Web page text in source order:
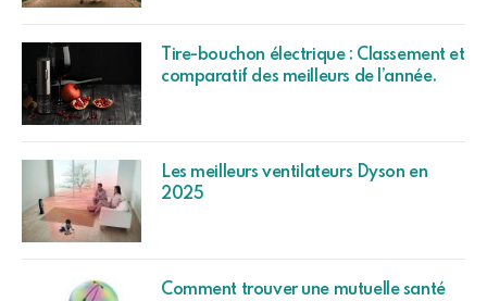
Tire-bouchon électrique : Classement et
comparatif des meilleurs de l’année.
Les meilleurs ventilateurs Dyson en
2025
Comment trouver une mutuelle santé